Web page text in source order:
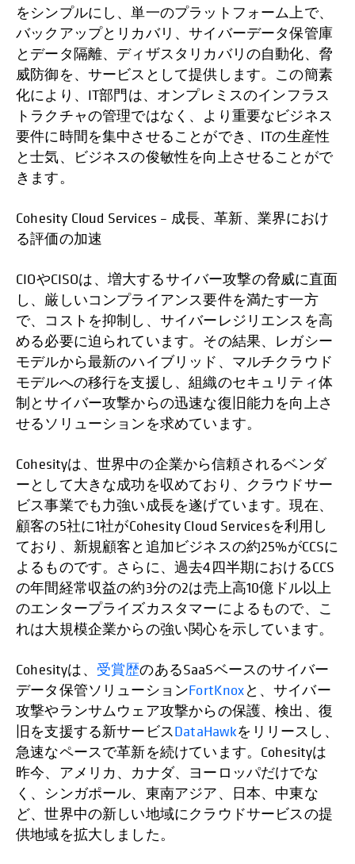
をシンプルにし、単一のプラットフォーム上で、
バックアップとリカバリ、サイバーデータ保管庫
とデータ隔離、ディザスタリカバリの自動化、脅
威防御を、サービスとして提供します。この簡素
化により、IT部門は、オンプレミスのインフラス
トラクチャの管理ではなく、より重要なビジネス
要件に時間を集中させることができ、ITの生産性
と士気、ビジネスの俊敏性を向上させることがで
きます。
Cohesity Cloud Services – 成長、革新、業界におけ
る評価の加速
CIOやCISOは、増大するサイバー攻撃の脅威に直面
し、厳しいコンプライアンス要件を満たす一方
で、コストを抑制し、サイバーレジリエンスを高
める必要に迫られています。その結果、レガシー
モデルから最新のハイブリッド、マルチクラウド
モデルへの移行を支援し、組織のセキュリティ体
制とサイバー攻撃からの迅速な復旧能力を向上さ
せるソリューションを求めています。
Cohesityは、世界中の企業から信頼されるベンダ
ーとして大きな成功を収めており、クラウドサー
ビス事業でも力強い成長を遂げています。現在、
顧客の5社に1社がCohesity Cloud Servicesを利用し
ており、新規顧客と追加ビジネスの約25%がCCSに
よるものです。さらに、過去4四半期におけるCCS
の年間経常収益の約3分の2は売上高10億ドル以上
のエンタープライズカスタマーによるもので、こ
れは大規模企業からの強い関心を示しています。
Cohesityは、 受賞歴のあるSaaSベースのサイバー
データ保管ソリューションFortKnoxと、サイバー
攻撃やランサムウェア攻撃からの保護、検出、復
旧を支援する新サービスDataHawkをリリースし、
急速なペースで革新を続けています。Cohesityは
昨今、アメリカ、カナダ、ヨーロッパだけでな
く、シンガポール、東南アジア、日本、中東な
ど、世界中の新しい地域にクラウドサービスの提
供地域を拡大しました。